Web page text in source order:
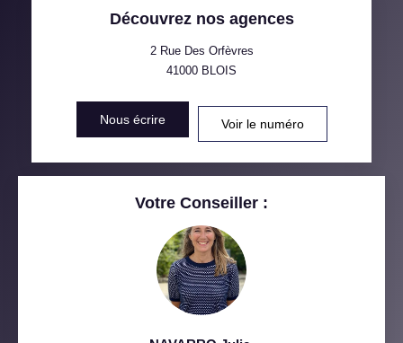
PART DES MÉNAGES SANS
VOITURE
ECOLES ET CRÈCHES
Découvrez nos agences
2 Rue Des Orfèvres
41000 BLOIS
Nous écrire Voir le numéro
Votre Conseiller :